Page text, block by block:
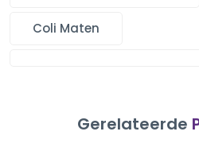
Coli Maten
Gerelateerde